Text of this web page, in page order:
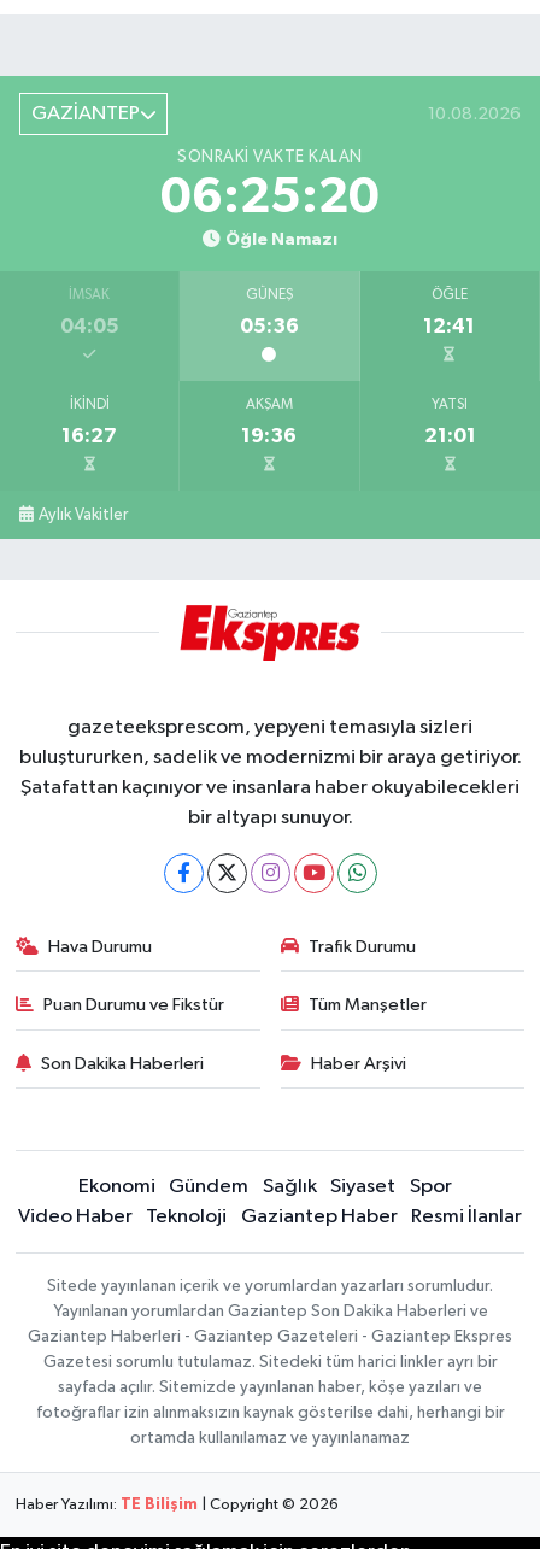
GAZİANTEP 10.08.2026
SONRAKI VAKTE KALAN
06:25:19
Öğle Namazı
İMSAK
04:05
GÜNEŞ
05:36
ÖĞLE
12:41
İKINDI
16:27
AKŞAM
19:36
YATSI
21:01
Aylık Vakitler
gazeteeksprescom, yepyeni temasıyla sizleri
buluştururken, sadelik ve modernizmi bir araya getiriyor.
Şatafattan kaçınıyor ve insanlara haber okuyabilecekleri
bir altyapı sunuyor.
Hava Durumu Trafik Durumu
Puan Durumu ve Fikstür Tüm Manşetler
Son Dakika Haberleri Haber Arşivi
Ekonomi Gündem Sağlık Siyaset
Spor
Video Haber
Teknoloji Gaziantep Haber Resmi İlanlar
Sitede yayınlanan içerik ve yorumlardan yazarları sorumludur.
Yayınlanan yorumlardan Gaziantep Son Dakika Haberleri ve
Gaziantep Haberleri - Gaziantep Gazeteleri - Gaziantep Ekspres
Gazetesi sorumlu tutulamaz. Sitedeki tüm harici linkler ayrı bir
sayfada açılır. Sitemizde yayınlanan haber, köşe yazıları ve
fotoğraflar izin alınmaksızın kaynak gösterilse dahi, herhangi bir
ortamda kullanılamaz ve yayınlanamaz
Haber Yazılımı: TE Bilişim | Copyright © 2026